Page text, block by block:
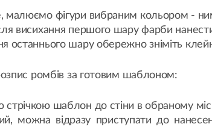
малюємо фігури вибраним кольором -
висихання першого шару фарби
останнього шару обережно зніміть
ромбів за готовим шаблоном:
стрічкою шаблон до стіни в обраному
можна відразу приступати до